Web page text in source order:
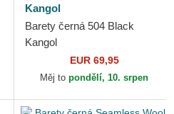
Kangol
Barety černá 504 Black
Kangol
EUR 69,95
Měj to pondělí, 10. srpen